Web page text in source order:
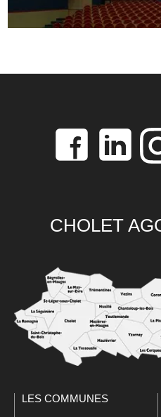
CHOLET
LES COMMUNES